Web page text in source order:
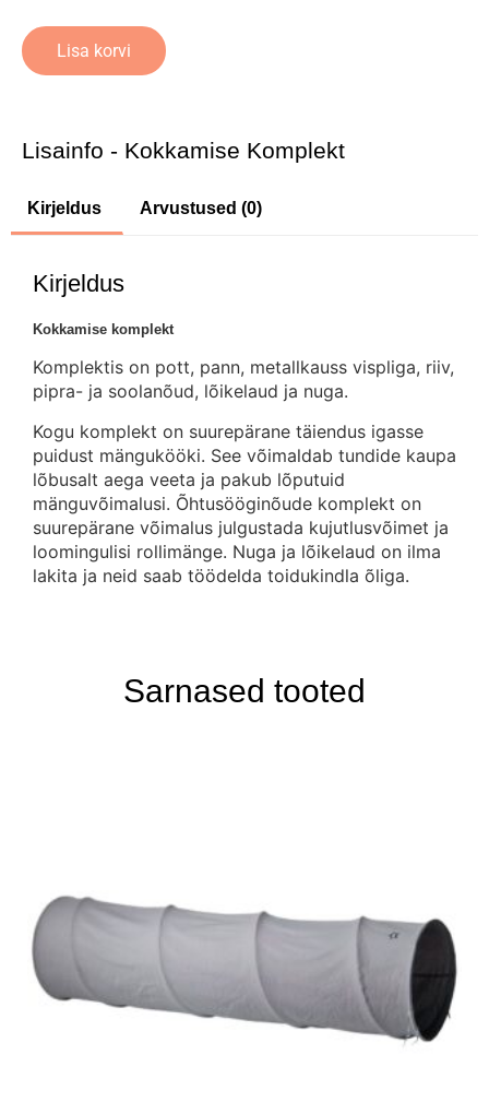
Lisa korvi
Lisainfo - Kokkamise Komplekt
Kirjeldus Arvustused (0)
Kirjeldus
Kokkamise komplekt
Komplektis on pott, pann, metallkauss vispliga, riiv,
pipra- ja soolanõud, lõikelaud ja nuga.
Kogu komplekt on suurepärane täiendus igasse
puidust mängukööki. See võimaldab tundide kaupa
lõbusalt aega veeta ja pakub lõputuid
mänguvõimalusi. Õhtusööginõude komplekt on
suurepärane võimalus julgustada kujutlusvõimet ja
loomingulisi rollimänge. Nuga ja lõikelaud on ilma
lakita ja neid saab töödelda toidukindla õliga.
Sarnased tooted